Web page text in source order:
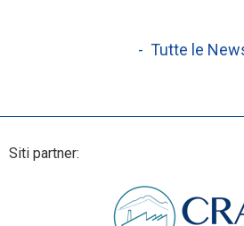
- Tutte le
Siti partner: